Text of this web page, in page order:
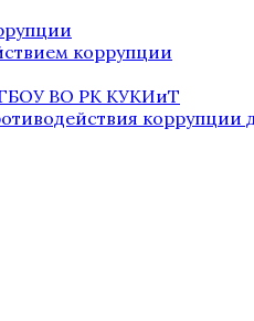
коррупции
ВО РК КУКИиТ
коррупции